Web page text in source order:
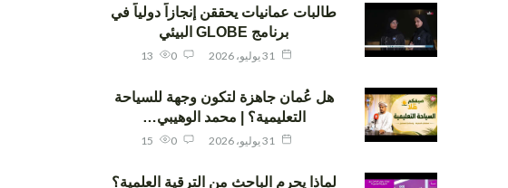
طالبات عمانيات يحققن إنجازاً دولياً في
برنامج GLOBE البيئي
هل عُمان جاهزة لتكون وجهة للسياحة
التعليمية؟ | محمد الوهيبي…
لماذا يحرم الباحث من الترقية العلمية؟